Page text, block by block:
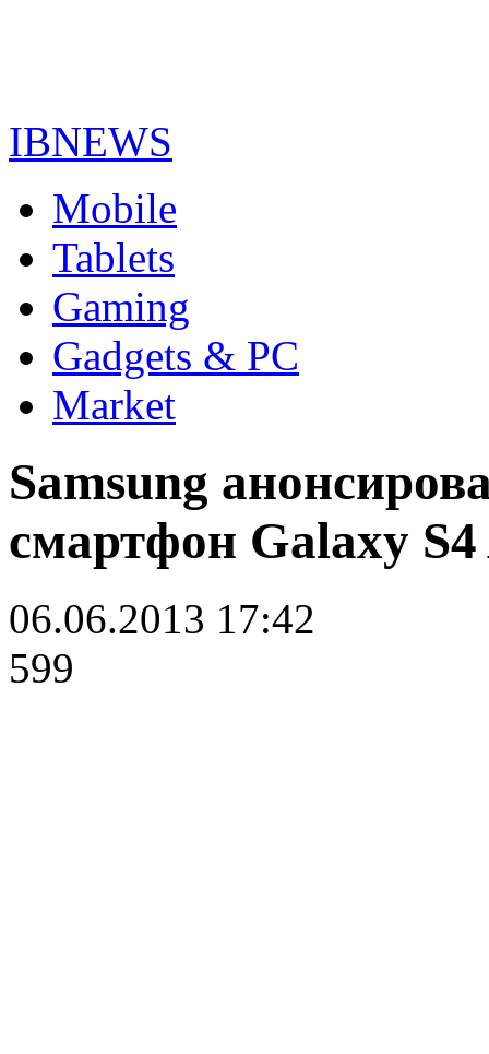
IBNEWS
Mobile
Tablets
Gaming
Gadgets & PC
Market
Samsung
смартфон Galaxy
06.06.2013 17:42
599